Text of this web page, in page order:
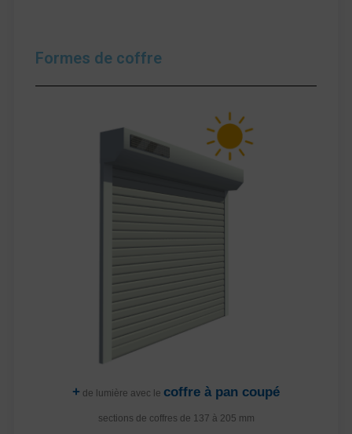
Formes de coffre
+ de lumière avec le coffre à pan coupé
sections de coffres de 137 à 205 mm